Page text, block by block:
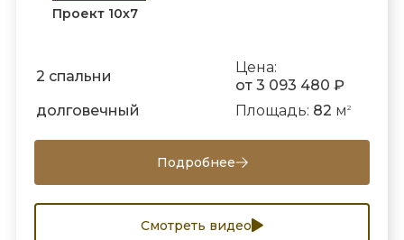
Проект 10х7
2 спальни
Цена:
от 3 093 480 ₽
долговечный
Площадь: 82 м 2
Подробнее
Смотреть видео